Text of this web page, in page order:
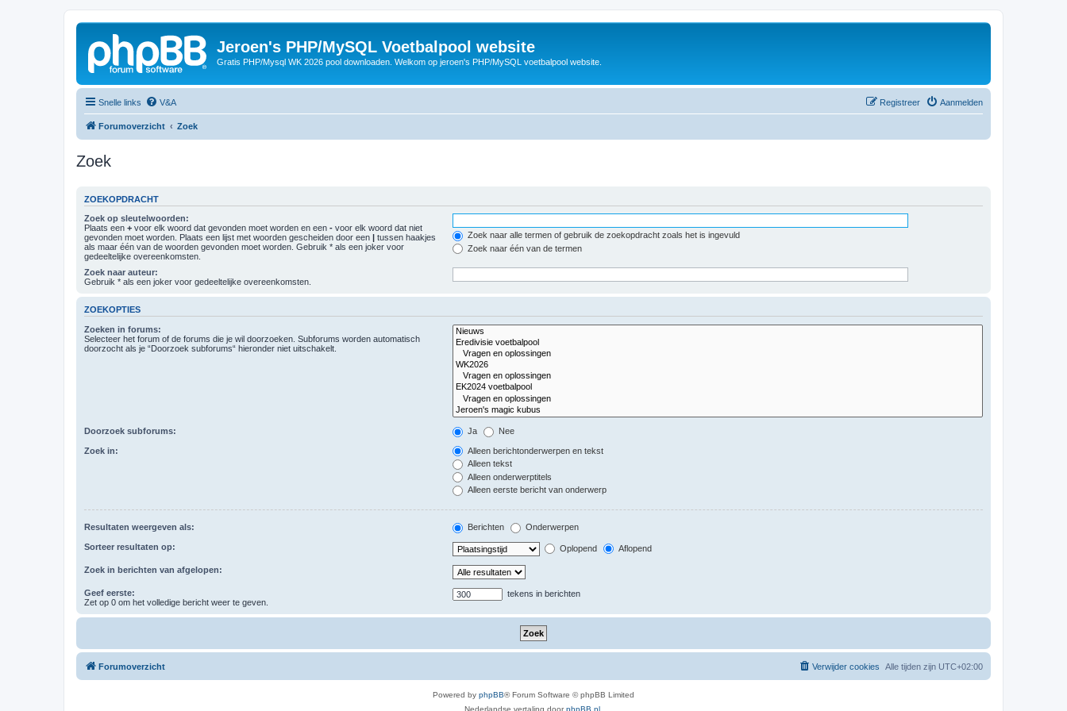
Jeroen's PHP/MySQL Voetbalpool website
Gratis PHP/Mysql WK 2026 pool downloaden. Welkom op jeroen's PHP/MySQL voetbalpool website.
Snelle links V&A Aanmelden
Registreer
Forumoverzicht Zoek
Zoek
ZOEKOPDRACHT
Zoek op sleutelwoorden:
Plaats een + voor elk woord dat gevonden moet worden en een - voor elk woord dat niet
gevonden moet worden. Plaats een lijst met woorden gescheiden door een | tussen haakjes
als maar één van de woorden gevonden moet worden. Gebruik * als een joker voor
gedeeltelijke overeenkomsten.
Zoek naar alle termen of gebruik de zoekopdracht zoals het is ingevuld
Zoek naar één van de termen
Zoek naar auteur:
Gebruik * als een joker voor gedeeltelijke overeenkomsten.
ZOEKOPTIES
Zoeken in forums:
Selecteer het forum of de forums die je wil doorzoeken. Subforums worden automatisch
doorzocht als je “Doorzoek subforums“ hieronder niet uitschakelt.
Doorzoek subforums: Ja Nee
Zoek in:
Alleen berichtonderwerpen en tekst
Alleen tekst
Alleen onderwerptitels
Alleen eerste bericht van onderwerp
Resultaten weergeven als: Berichten Onderwerpen
Sorteer resultaten op: Oplopend Aflopend
Zoek in berichten van afgelopen:
Geef eerste:
Zet op 0 om het volledige bericht weer te geven.
tekens in berichten
Forumoverzicht Alle tijden zijn UTC+02:00
Verwijder cookies
Powered by phpBB® Forum Software © phpBB Limited
Nederlandse vertaling doorphpBB.nl